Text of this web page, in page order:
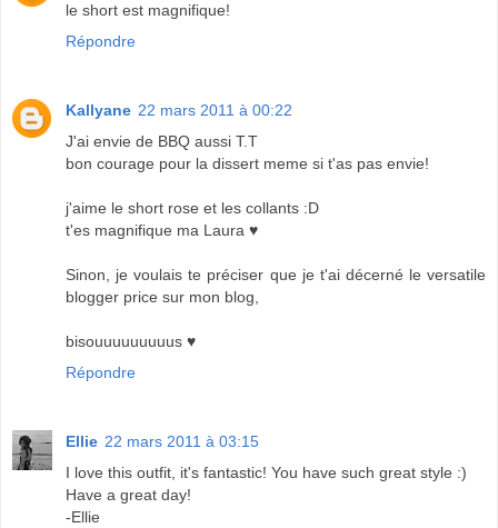
le short est magnifique!
Répondre
Kallyane 22 mars 2011 à 00:22
J'ai envie de BBQ aussi T.T
bon courage pour la dissert meme si t'as pas envie!
j'aime le short rose et les collants :D
t'es magnifique ma Laura ♥
Sinon, je voulais te préciser que je t'ai décerné le versatile
blogger price sur mon blog,
bisouuuuuuuuus ♥
Répondre
Ellie 22 mars 2011 à 03:15
I love this outfit, it's fantastic! You have such great style :)
Have a great day!
-Ellie